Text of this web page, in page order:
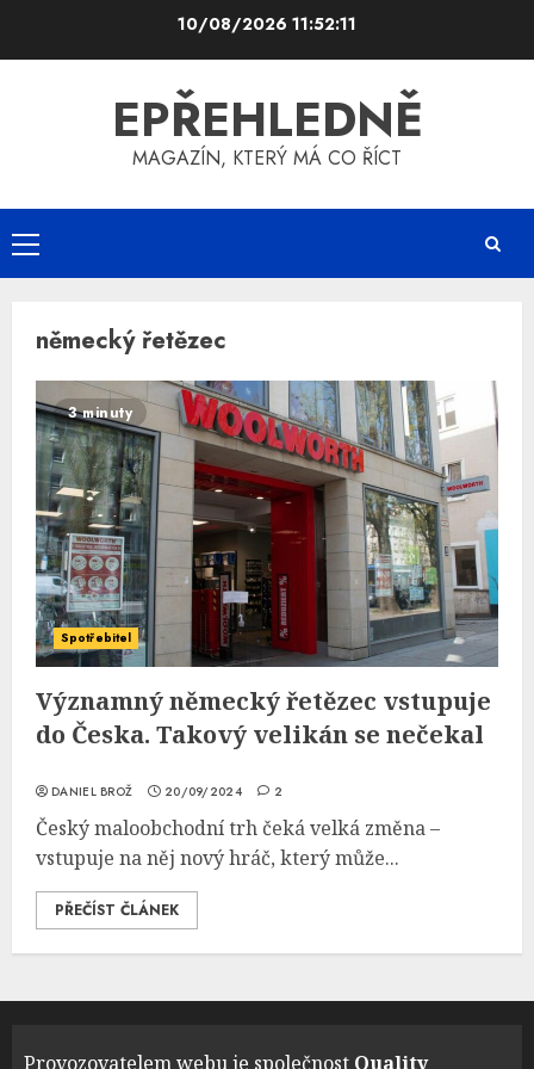
10/08/2026 11:52:12
EPŘEHLEDNĚ
MAGAZÍN, KTERÝ MÁ CO ŘÍCT
Primary
Menu
německý řetězec
3 minuty
Spotřebitel
Významný německý řetězec vstupuje
do Česka. Takový velikán se nečekal
DANIEL BROŽ 20/09/2024 2
Český maloobchodní trh čeká velká změna –
vstupuje na něj nový hráč, který může...
PŘEČÍST ČLÁNEK
Provozovatelem webu je společnost Quality